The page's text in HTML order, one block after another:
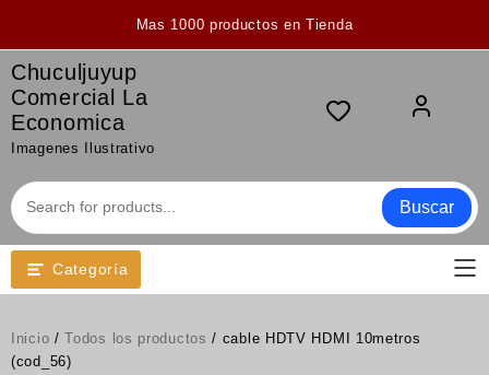
Mas 1000 productos en Tienda
Chuculjuyup
Comercial La
Economica
Imagenes Ilustrativo
Buscar
Categoría
Inicio /Todos los productos / cable HDTV HDMI 10metros
(cod_56)